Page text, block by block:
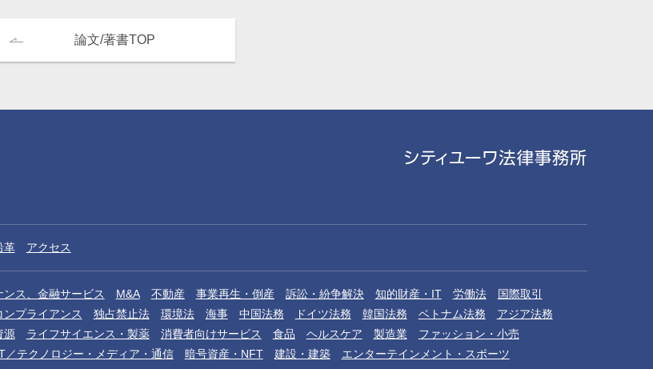
論文/著書TOP
革 アクセス
ス、金融サービス M&A 不動産 事業再生・倒産 訴訟・紛争解決 知的財産・IT 労働法
国際取引
プライアンス 独占禁止法 環境法 海事 中国法務 ドイツ法務 韓国法務 ベトナム法務
アジア法務
源 ライフサイエンス・製薬 消費者向けサービス 食品 ヘルスケア 製造業
ファッション・小売
／テクノロジー・メディア・通信 暗号資産・NFT 建設・建築
エンターテインメント・スポーツ